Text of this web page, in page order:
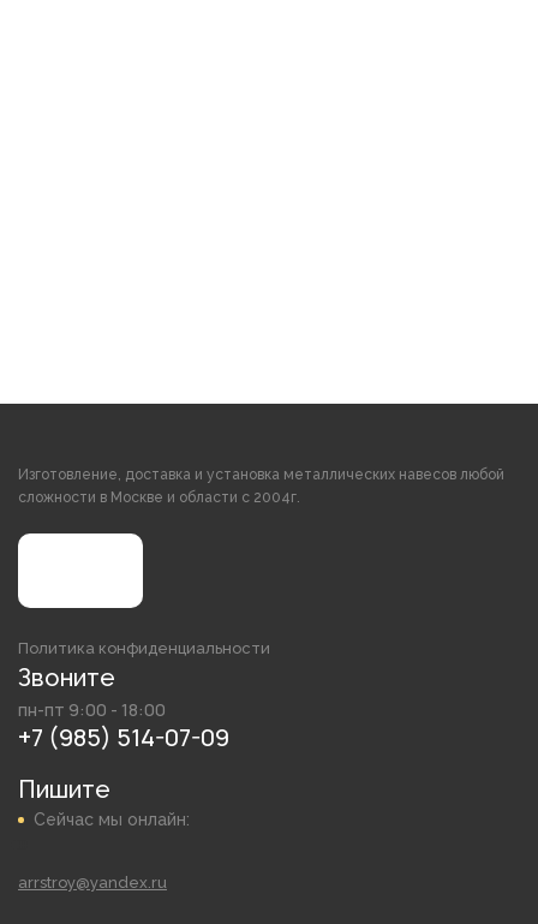
Изготовление, доставка и установка металлических навесов любой
сложности в Москве и области с 2004г.
Политика конфиденциальности
Звоните
пн-пт 9:00 - 18:00
+7 (985) 514-07-09
Пишите
Сейчас мы онлайн:
arrstroy@yandex.ru